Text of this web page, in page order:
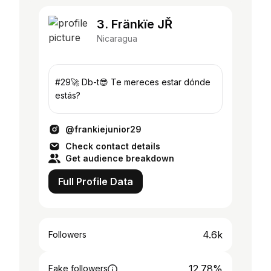
3. Fränkïe JŘ
Nicaragua
#29🚀 Db-t😎 Te mereces estar dónde
estás?
@frankiejunior29
Check contact details
Get audience breakdown
Full Profile Data
Followers 4.6k
Fake followers 12.78%